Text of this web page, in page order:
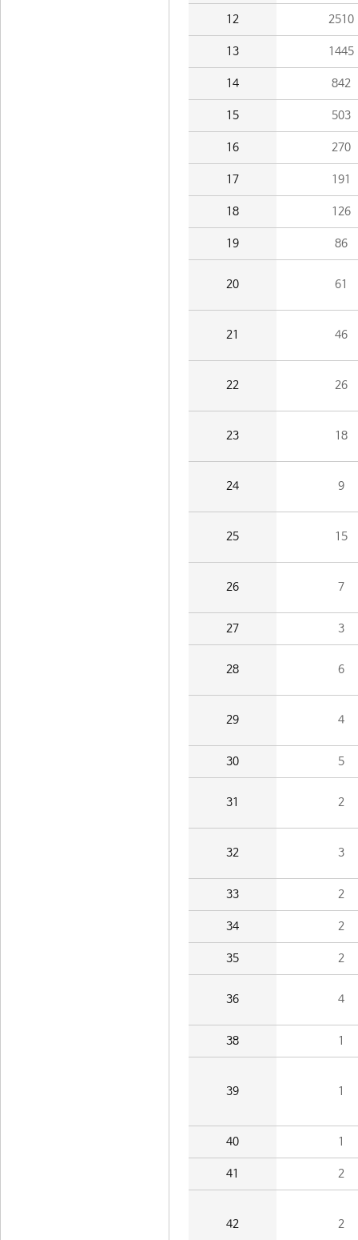
12 2510
13 1445
14 842
15 503
16 270
17 191
18 126
19 86
20 61
21 46
22 26
23 18
24 9
25 15
26 7
27 3
28 6
29 4
30 5
31 2
32 3
33 2
34 2
35 2
36 4
38 1
39 1
40 1
41 2
42 2